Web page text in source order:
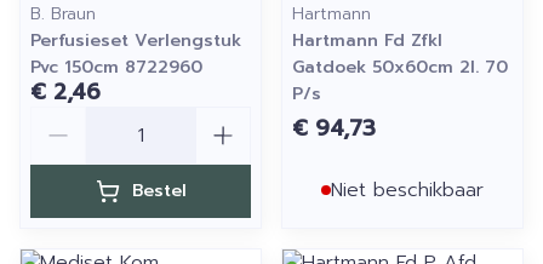
B. Braun
Perfusieset Verlengstuk
Pvc 150cm 8722960
€ 2,46
Bestel
Hartmann
Hartmann Fd Zfkl
Gatdoek 50x60cm 2l. 70
P/s
€ 94,73
Niet beschikbaar